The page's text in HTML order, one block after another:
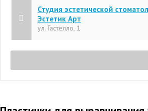
Студия эстетической
Эстетик Арт
ул. Гастелло, 1